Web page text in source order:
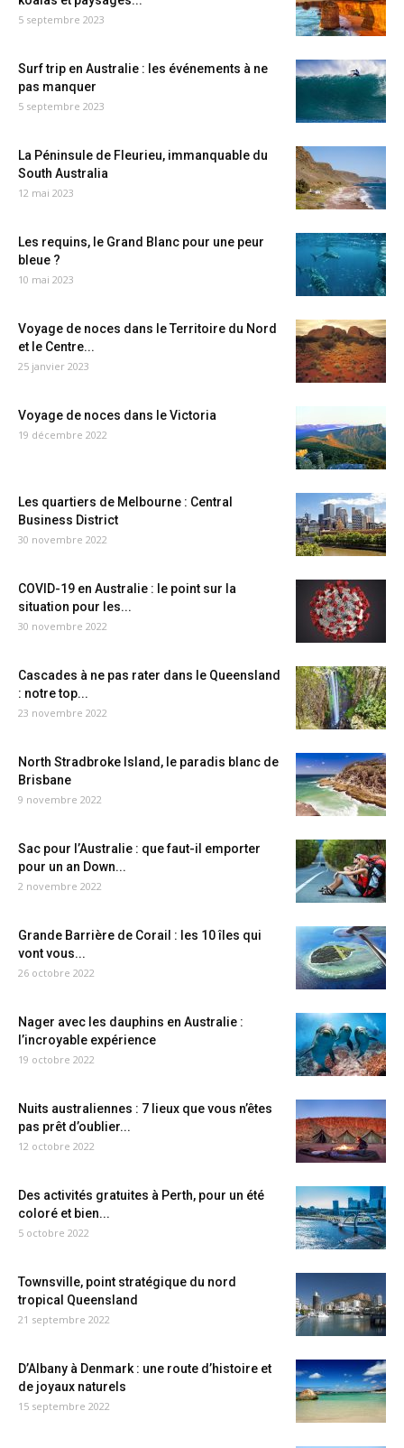
5 septembre 2023
Surf trip en Australie : les événements à ne
pas manquer
5 septembre 2023
La Péninsule de Fleurieu, immanquable du
South Australia
12 mai 2023
Les requins, le Grand Blanc pour une peur
bleue ?
10 mai 2023
Voyage de noces dans le Territoire du Nord
et le Centre...
25 janvier 2023
Voyage de noces dans le Victoria
19 décembre 2022
Les quartiers de Melbourne : Central
Business District
30 novembre 2022
COVID-19 en Australie : le point sur la
situation pour les...
30 novembre 2022
Cascades à ne pas rater dans le Queensland
: notre top...
23 novembre 2022
North Stradbroke Island, le paradis blanc de
Brisbane
9 novembre 2022
Sac pour l’Australie : que faut-il emporter
pour un an Down...
2 novembre 2022
Grande Barrière de Corail : les 10 îles qui
vont vous...
26 octobre 2022
Nager avec les dauphins en Australie :
l’incroyable expérience
19 octobre 2022
Nuits australiennes : 7 lieux que vous n’êtes
pas prêt d’oublier...
12 octobre 2022
Des activités gratuites à Perth, pour un été
coloré et bien...
5 octobre 2022
Townsville, point stratégique du nord
tropical Queensland
21 septembre 2022
D’Albany à Denmark : une route d’histoire et
de joyaux naturels
15 septembre 2022